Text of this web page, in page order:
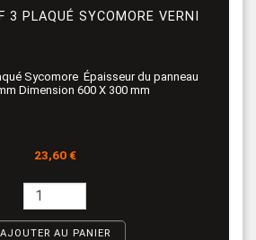
3 PLAQUÉ SYCOMORE VERNI
Sycomore Épaisseur du panneau
Dimension 600 X 300 mm
Prix
23,60 €
AJOUTER AU PANIER